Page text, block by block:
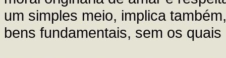
um simples meio, implica
bens fundamentais, sem os